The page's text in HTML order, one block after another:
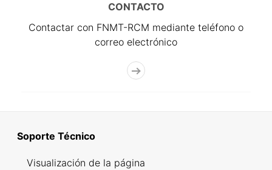
CONTACTO
Contactar con FNMT-RCM mediante teléfono o
correo electrónico
Soporte Técnico
Visualización de la página